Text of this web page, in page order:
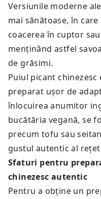
Versiunile moderne
mai sănătoase, în
coacerea în cuptor
menținând astfel
de grăsimi.
Puiul picant chinezesc
preparat ușor de
înlocuirea anumitor
bucătăria vegană, se
precum tofu sau
gustul autentic al
Sfaturi pentru
chinezesc autentic
Pentru a obține un